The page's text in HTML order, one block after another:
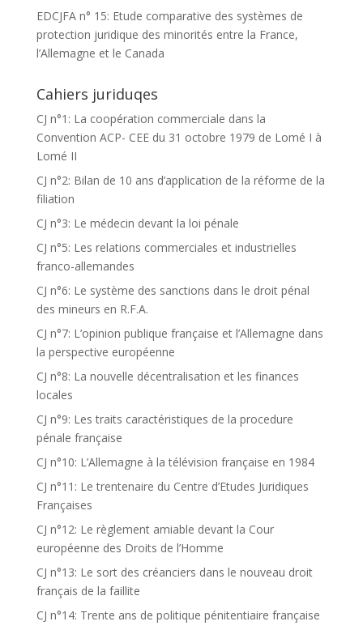
EDCJFA n° 15: Etude comparative des systèmes de
protection juridique des minorités entre la France,
l’Allemagne et le Canada
Cahiers juriduqes
CJ n°1: La coopération commerciale dans la
Convention ACP- CEE du 31 octobre 1979 de Lomé I à
Lomé II
CJ n°2: Bilan de 10 ans d’application de la réforme de la
filiation
CJ n°3: Le médecin devant la loi pénale
CJ n°5: Les relations commerciales et industrielles
franco-allemandes
CJ n°6: Le système des sanctions dans le droit pénal
des mineurs en R.F.A.
CJ n°7: L’opinion publique française et l’Allemagne dans
la perspective européenne
CJ n°8: La nouvelle décentralisation et les finances
locales
CJ n°9: Les traits caractéristiques de la procedure
pénale française
CJ n°10: L’Allemagne à la télévision française en 1984
CJ n°11: Le trentenaire du Centre d’Etudes Juridiques
Françaises
CJ n°12: Le règlement amiable devant la Cour
européenne des Droits de l’Homme
CJ n°13: Le sort des créanciers dans le nouveau droit
français de la faillite
CJ n°14: Trente ans de politique pénitentiaire française